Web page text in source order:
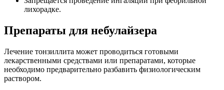
лихорадке.
Препараты для небулайзера
Лечение тонзиллита может проводиться готовыми
лекарственными средствами или препаратами, которые
необходимо предварительно разбавить физиологическим
раствором.